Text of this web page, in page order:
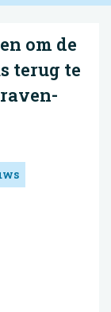
om de
terug te